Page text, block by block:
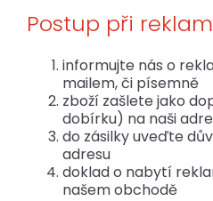
Postup při
informujte nás o
mailem, či písemně
zboží zašlete jako
dobírku) na naši
do zásilky uveďte
adresu
doklad o nabytí
našem obchodě